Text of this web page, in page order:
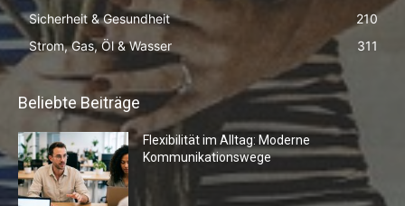
Sicherheit & Gesundheit
210
Strom, Gas, Öl & Wasser
311
Beliebte Beiträge
Flexibilität im Alltag: Moderne
Kommunikationswege